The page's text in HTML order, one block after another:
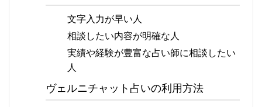
文字入力が早い人
相談したい内容が明確な人
実績や経験が豊富な占い師に相談したい
人
ヴェルニチャット占いの利用方法